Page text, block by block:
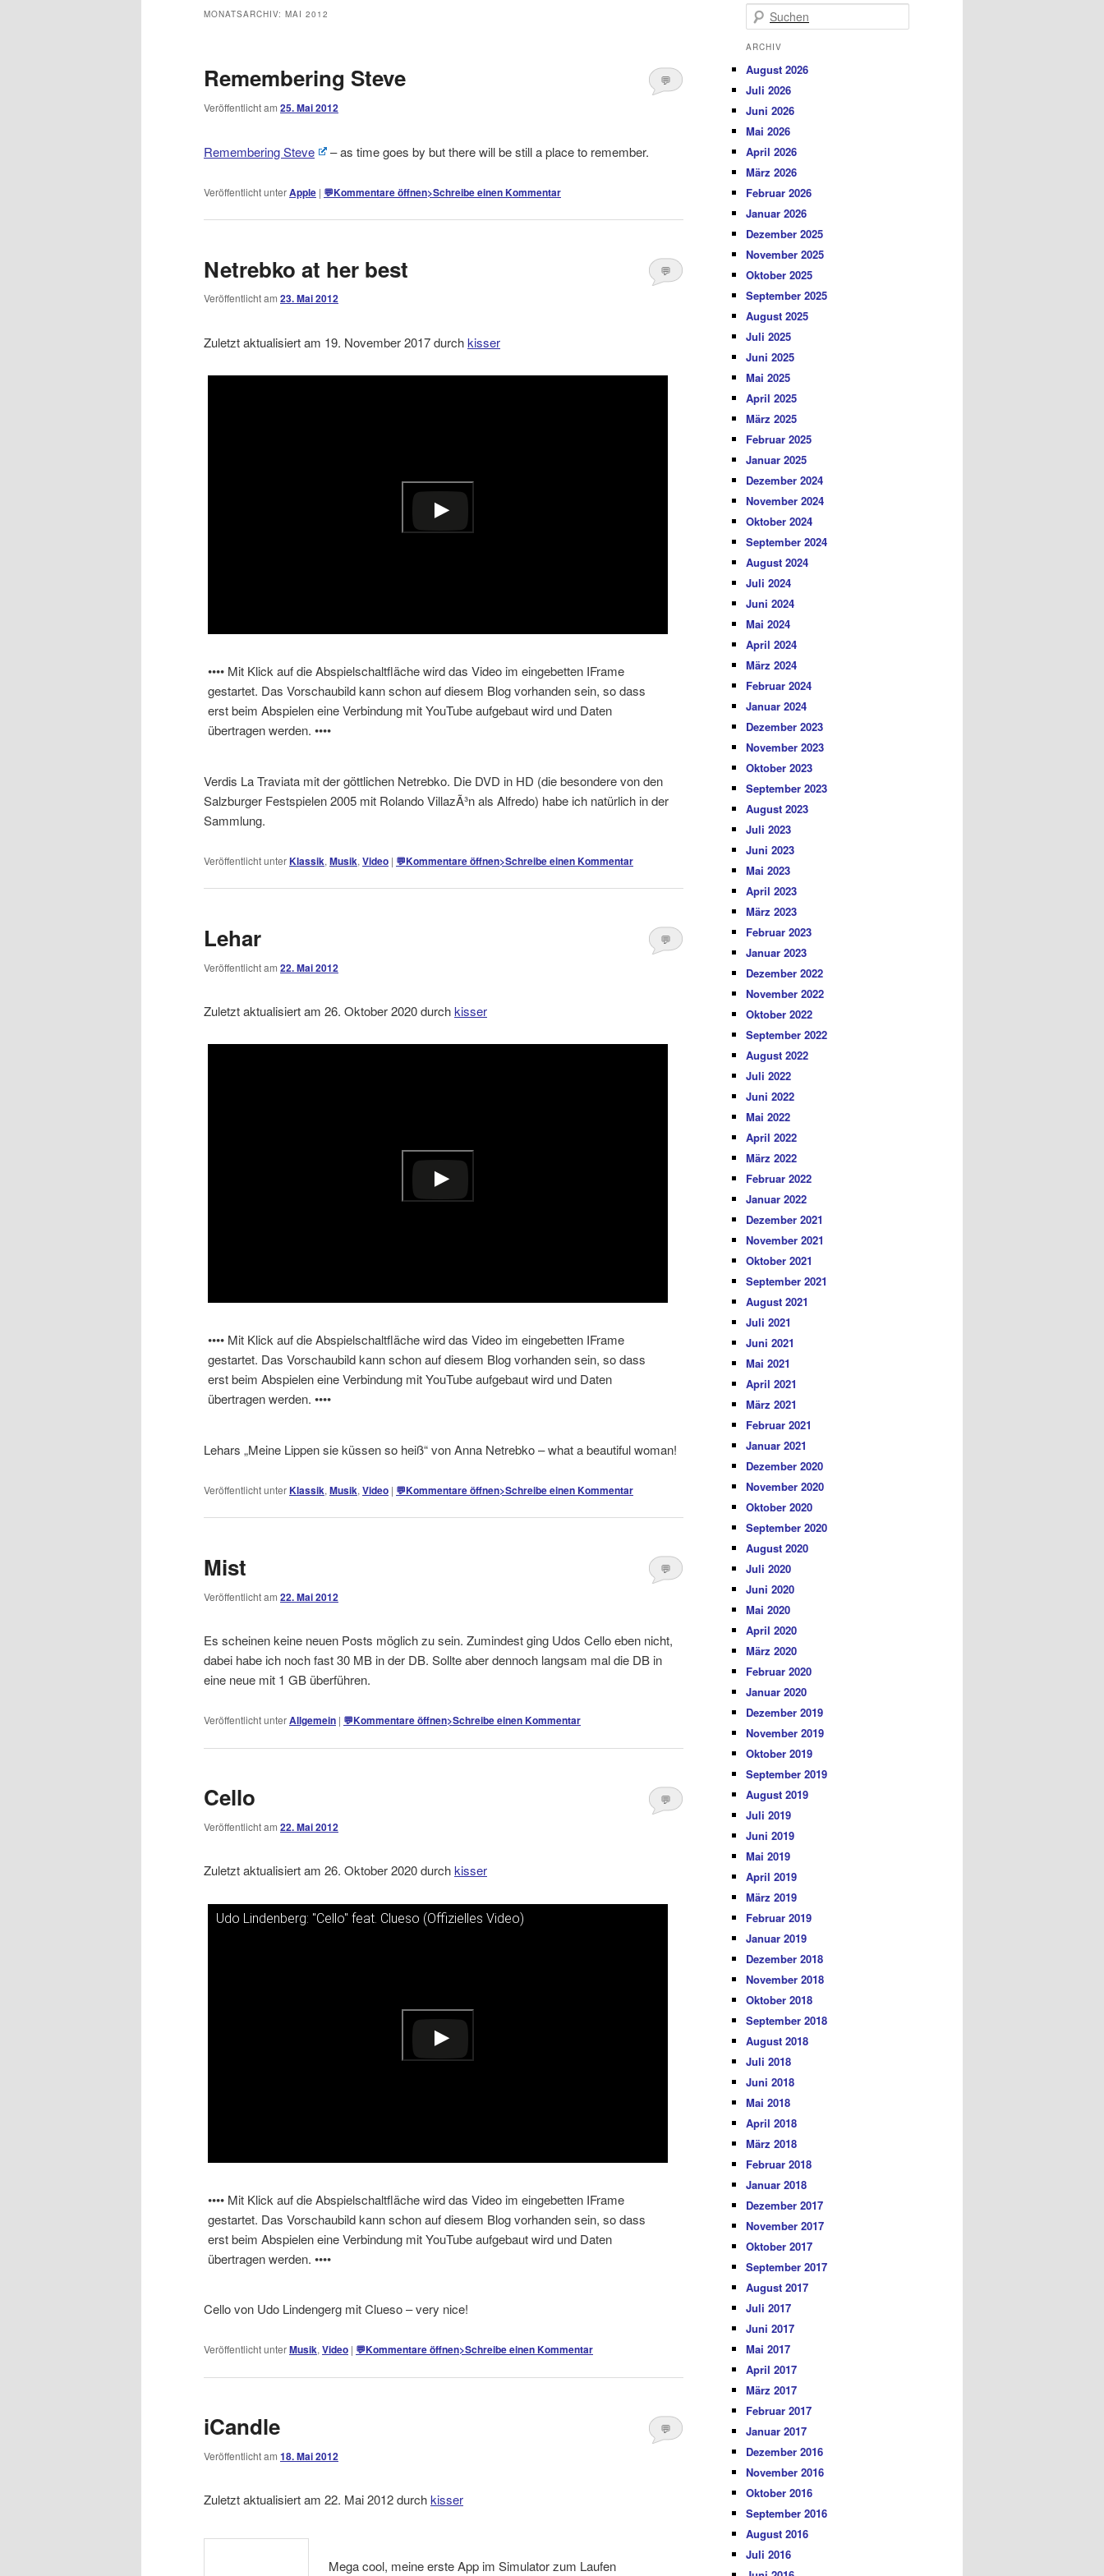
MONATSARCHIV: MAI 2012
Remembering Steve
Veröffentlicht am 25. Mai 2012
💬
Remembering Steve – as time goes by but there will be still a place to remember.
Veröffentlicht unterApple | 💬Kommentare öffnen>Schreibe einen Kommentar
Netrebko at her best
Veröffentlicht am 23. Mai 2012
💬
Zuletzt aktualisiert am 19. November 2017 durchkisser
•••• Mit Klick auf die Abspielschaltfläche wird das Video im eingebetten IFrame
gestartet. Das Vorschaubild kann schon auf diesem Blog vorhanden sein, so dass
erst beim Abspielen eine Verbindung mit YouTube aufgebaut wird und Daten
übertragen werden. ••••
Verdis La Traviata mit der göttlichen Netrebko. Die DVD in HD (die besondere von den
Salzburger Festspielen 2005 mit Rolando VillazÃ³n als Alfredo) habe ich natürlich in der
Sammlung.
Veröffentlicht unterKlassik, Musik, Video | 💬Kommentare öffnen>Schreibe einen Kommentar
Lehar
Veröffentlicht am 22. Mai 2012
💬
Zuletzt aktualisiert am 26. Oktober 2020 durchkisser
•••• Mit Klick auf die Abspielschaltfläche wird das Video im eingebetten IFrame
gestartet. Das Vorschaubild kann schon auf diesem Blog vorhanden sein, so dass
erst beim Abspielen eine Verbindung mit YouTube aufgebaut wird und Daten
übertragen werden. ••••
Lehars „Meine Lippen sie küssen so heiß“ von Anna Netrebko – what a beautiful woman!
Veröffentlicht unterKlassik, Musik, Video | 💬Kommentare öffnen>Schreibe einen Kommentar
Mist
Veröffentlicht am 22. Mai 2012
💬
Es scheinen keine neuen Posts möglich zu sein. Zumindest ging Udos Cello eben nicht,
dabei habe ich noch fast 30 MB in der DB. Sollte aber dennoch langsam mal die DB in
eine neue mit 1 GB überführen.
Veröffentlicht unterAllgemein | 💬Kommentare öffnen>Schreibe einen Kommentar
Cello
Veröffentlicht am 22. Mai 2012
💬
Zuletzt aktualisiert am 26. Oktober 2020 durchkisser
Udo Lindenberg: "Cello" feat. Clueso (Offizielles Video)
•••• Mit Klick auf die Abspielschaltfläche wird das Video im eingebetten IFrame
gestartet. Das Vorschaubild kann schon auf diesem Blog vorhanden sein, so dass
erst beim Abspielen eine Verbindung mit YouTube aufgebaut wird und Daten
übertragen werden. ••••
Cello von Udo Lindengerg mit Clueso – very nice!
Veröffentlicht unterMusik, Video | 💬Kommentare öffnen>Schreibe einen Kommentar
iCandle
Veröffentlicht am 18. Mai 2012
💬
Zuletzt aktualisiert am 22. Mai 2012 durchkisser
Mega cool, meine erste App im Simulator zum Laufen
Suchen
ARCHIV
August 2026
Juli 2026
Juni 2026
Mai 2026
April 2026
März 2026
Februar 2026
Januar 2026
Dezember 2025
November 2025
Oktober 2025
September 2025
August 2025
Juli 2025
Juni 2025
Mai 2025
April 2025
März 2025
Februar 2025
Januar 2025
Dezember 2024
November 2024
Oktober 2024
September 2024
August 2024
Juli 2024
Juni 2024
Mai 2024
April 2024
März 2024
Februar 2024
Januar 2024
Dezember 2023
November 2023
Oktober 2023
September 2023
August 2023
Juli 2023
Juni 2023
Mai 2023
April 2023
März 2023
Februar 2023
Januar 2023
Dezember 2022
November 2022
Oktober 2022
September 2022
August 2022
Juli 2022
Juni 2022
Mai 2022
April 2022
März 2022
Februar 2022
Januar 2022
Dezember 2021
November 2021
Oktober 2021
September 2021
August 2021
Juli 2021
Juni 2021
Mai 2021
April 2021
März 2021
Februar 2021
Januar 2021
Dezember 2020
November 2020
Oktober 2020
September 2020
August 2020
Juli 2020
Juni 2020
Mai 2020
April 2020
März 2020
Februar 2020
Januar 2020
Dezember 2019
November 2019
Oktober 2019
September 2019
August 2019
Juli 2019
Juni 2019
Mai 2019
April 2019
März 2019
Februar 2019
Januar 2019
Dezember 2018
November 2018
Oktober 2018
September 2018
August 2018
Juli 2018
Juni 2018
Mai 2018
April 2018
März 2018
Februar 2018
Januar 2018
Dezember 2017
November 2017
Oktober 2017
September 2017
August 2017
Juli 2017
Juni 2017
Mai 2017
April 2017
März 2017
Februar 2017
Januar 2017
Dezember 2016
November 2016
Oktober 2016
September 2016
August 2016
Juli 2016